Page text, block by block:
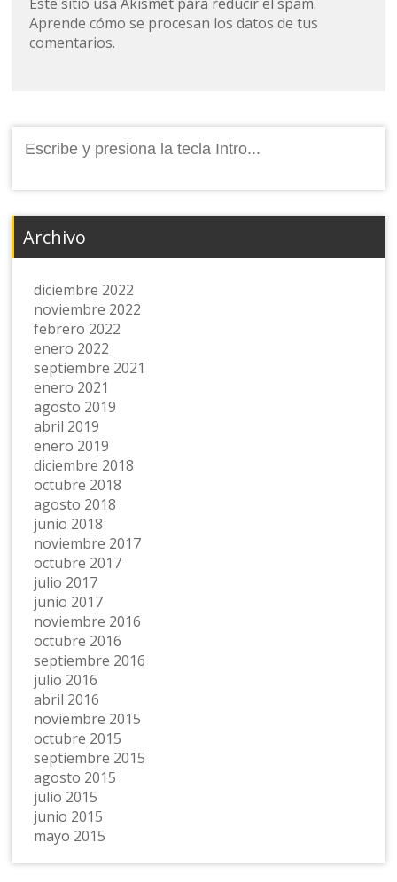
Aprende cómo se procesan los datos de tus
comentarios.
Archivo
diciembre 2022
noviembre 2022
febrero 2022
enero 2022
septiembre 2021
enero 2021
agosto 2019
abril 2019
enero 2019
diciembre 2018
octubre 2018
agosto 2018
junio 2018
noviembre 2017
octubre 2017
julio 2017
junio 2017
noviembre 2016
octubre 2016
septiembre 2016
julio 2016
abril 2016
noviembre 2015
octubre 2015
septiembre 2015
agosto 2015
julio 2015
junio 2015
mayo 2015